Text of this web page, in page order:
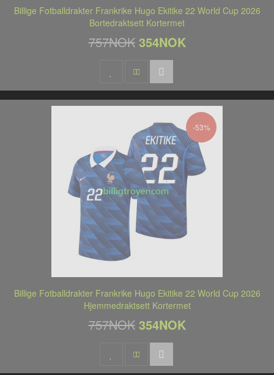
Billige Fotballdrakter Frankrike Hugo Ekitike 22 World Cup 2026
Bortedraktsett Kortermet
757NOK 354NOK
-53%
Billige Fotballdrakter Frankrike Hugo Ekitike 22 World Cup 2026
Hjemmedraktsett Kortermet
757NOK 354NOK